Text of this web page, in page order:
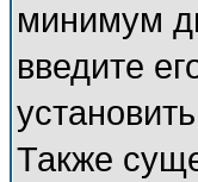
минимум
введите
Также